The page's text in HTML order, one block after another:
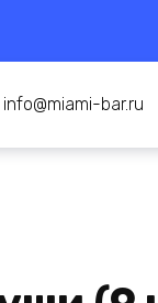
info@miami-bar.ru